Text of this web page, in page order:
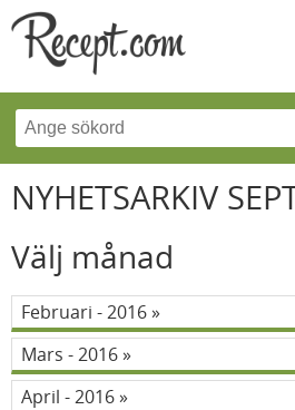
NYHETSARKIV
Välj månad
Februari - 2016
Mars - 2016
April - 2016